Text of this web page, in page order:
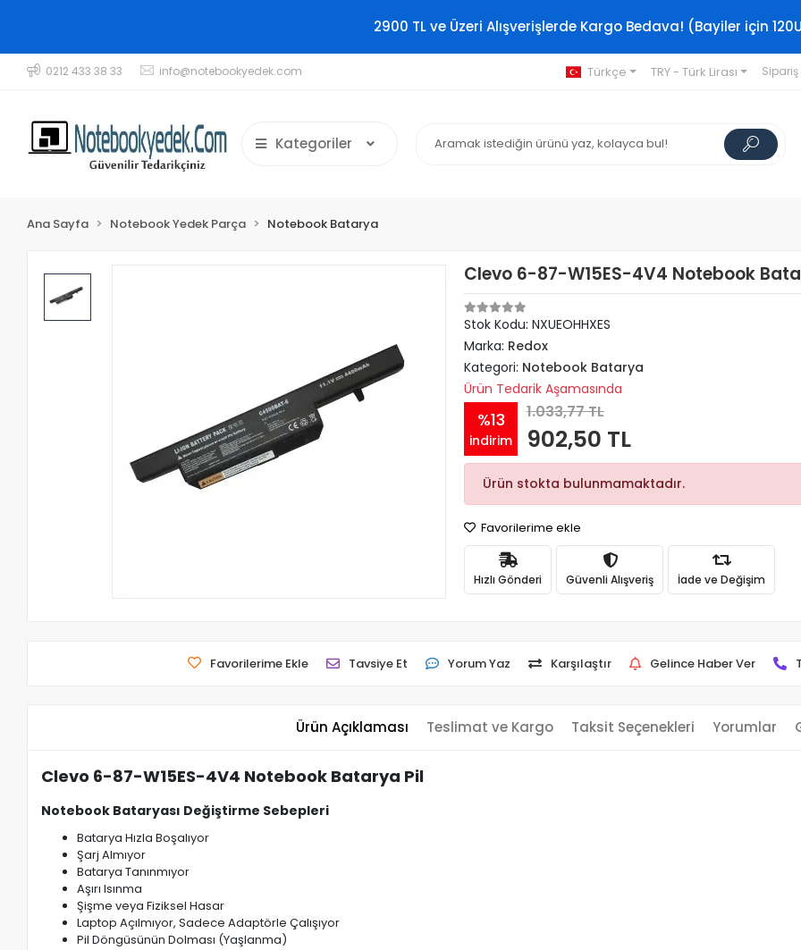
2900 TL ve Üzeri Alışverişlerde Kargo Bedava! (Bayiler için
0212 433 38 33 info@notebookyedek.com Türkçe TRY - Türk Lirası
Kategoriler
Ana Sayfa Notebook Yedek Parça Notebook Batarya
Clevo 6-87-W15ES-4V4 Notebook
Stok Kodu: NXUEOHHXES
Marka: Redox
Kategori: Notebook Batarya
Ürün Tedarik Aşamasında
%13
indirim
1.033,77 TL
902,50 TL
Ürün stokta bulunmamaktadır.
Favorilerime ekle
Hızlı Gönderi Güvenli Alışveriş İade ve Değişim
Favorilerime Ekle Tavsiye Et Yorum Yaz Karşılaştır Gelince Haber Ver
Ürün Açıklaması Teslimat ve Kargo Taksit Seçenekleri Yorumlar
Clevo 6-87-W15ES-4V4 Notebook Batarya Pil
Notebook Bataryası Değiştirme Sebepleri
Batarya Hızla Boşalıyor
Şarj Almıyor
Batarya Tanınmıyor
Aşırı Isınma
Şişme veya Fiziksel Hasar
Laptop Açılmıyor, Sadece Adaptörle Çalışıyor
Pil Döngüsünün Dolması (Yaşlanma)